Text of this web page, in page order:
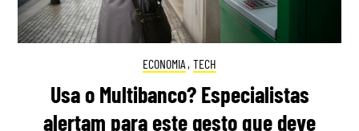
ECONOMIA , TECH
Usa o Multibanco? Especialistas
alertam para este gesto que deve